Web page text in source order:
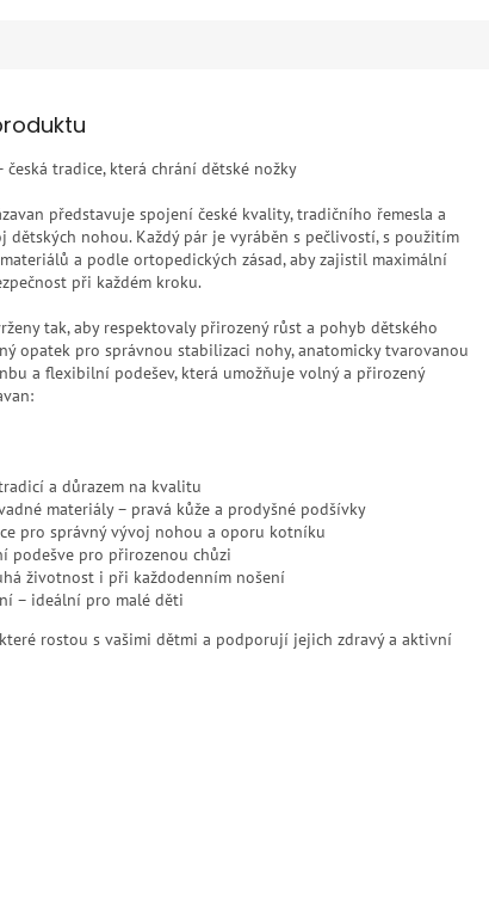
česká tradice, která chrání dětské nožky
představuje spojení české kvality, tradičního řemesla a
dětských nohou. Každý pár je vyráběn s pečlivostí, s použitím
a podle ortopedických zásad, aby zajistil maximální
při každém kroku.
tak, aby respektovaly přirozený růst a pohyb dětského
opatek pro správnou stabilizaci nohy, anatomicky tvarovanou
a flexibilní podešev, která umožňuje volný a přirozený
a důrazem na kvalitu
materiály – pravá kůže a prodyšné podšívky
pro správný vývoj nohou a oporu kotníku
podešve pro přirozenou chůzi
životnost i při každodenním nošení
– ideální pro malé děti
které rostou s vašimi dětmi a podporují jejich zdravý a aktivní